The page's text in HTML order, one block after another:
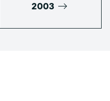
2003